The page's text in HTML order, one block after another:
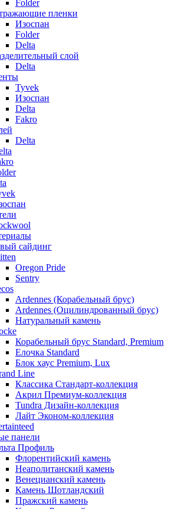
Folder
пленки
Изоспан
Folder
Delta
слой
Delta
Tyvek
Изоспан
Delta
Fakro
Delta
сайдинг
Oregon Pride
Sentry
Ardennes (Корабельный брус)
Ardennes (Оцилиндрованный брус)
Натуральный камень
Корабельный брус Standard, Premium
Елочка Standard
Блок хаус Premium, Lux
Line
Классика Стандарт-коллекция
Акрил Премиум-коллекция
Tundra Дизайн-коллекция
Лайт Эконом-коллекция
панели
Профиль
Флорентийский камень
Неаполитанский камень
Венецианский камень
Камень Шотландский
Пражский камень